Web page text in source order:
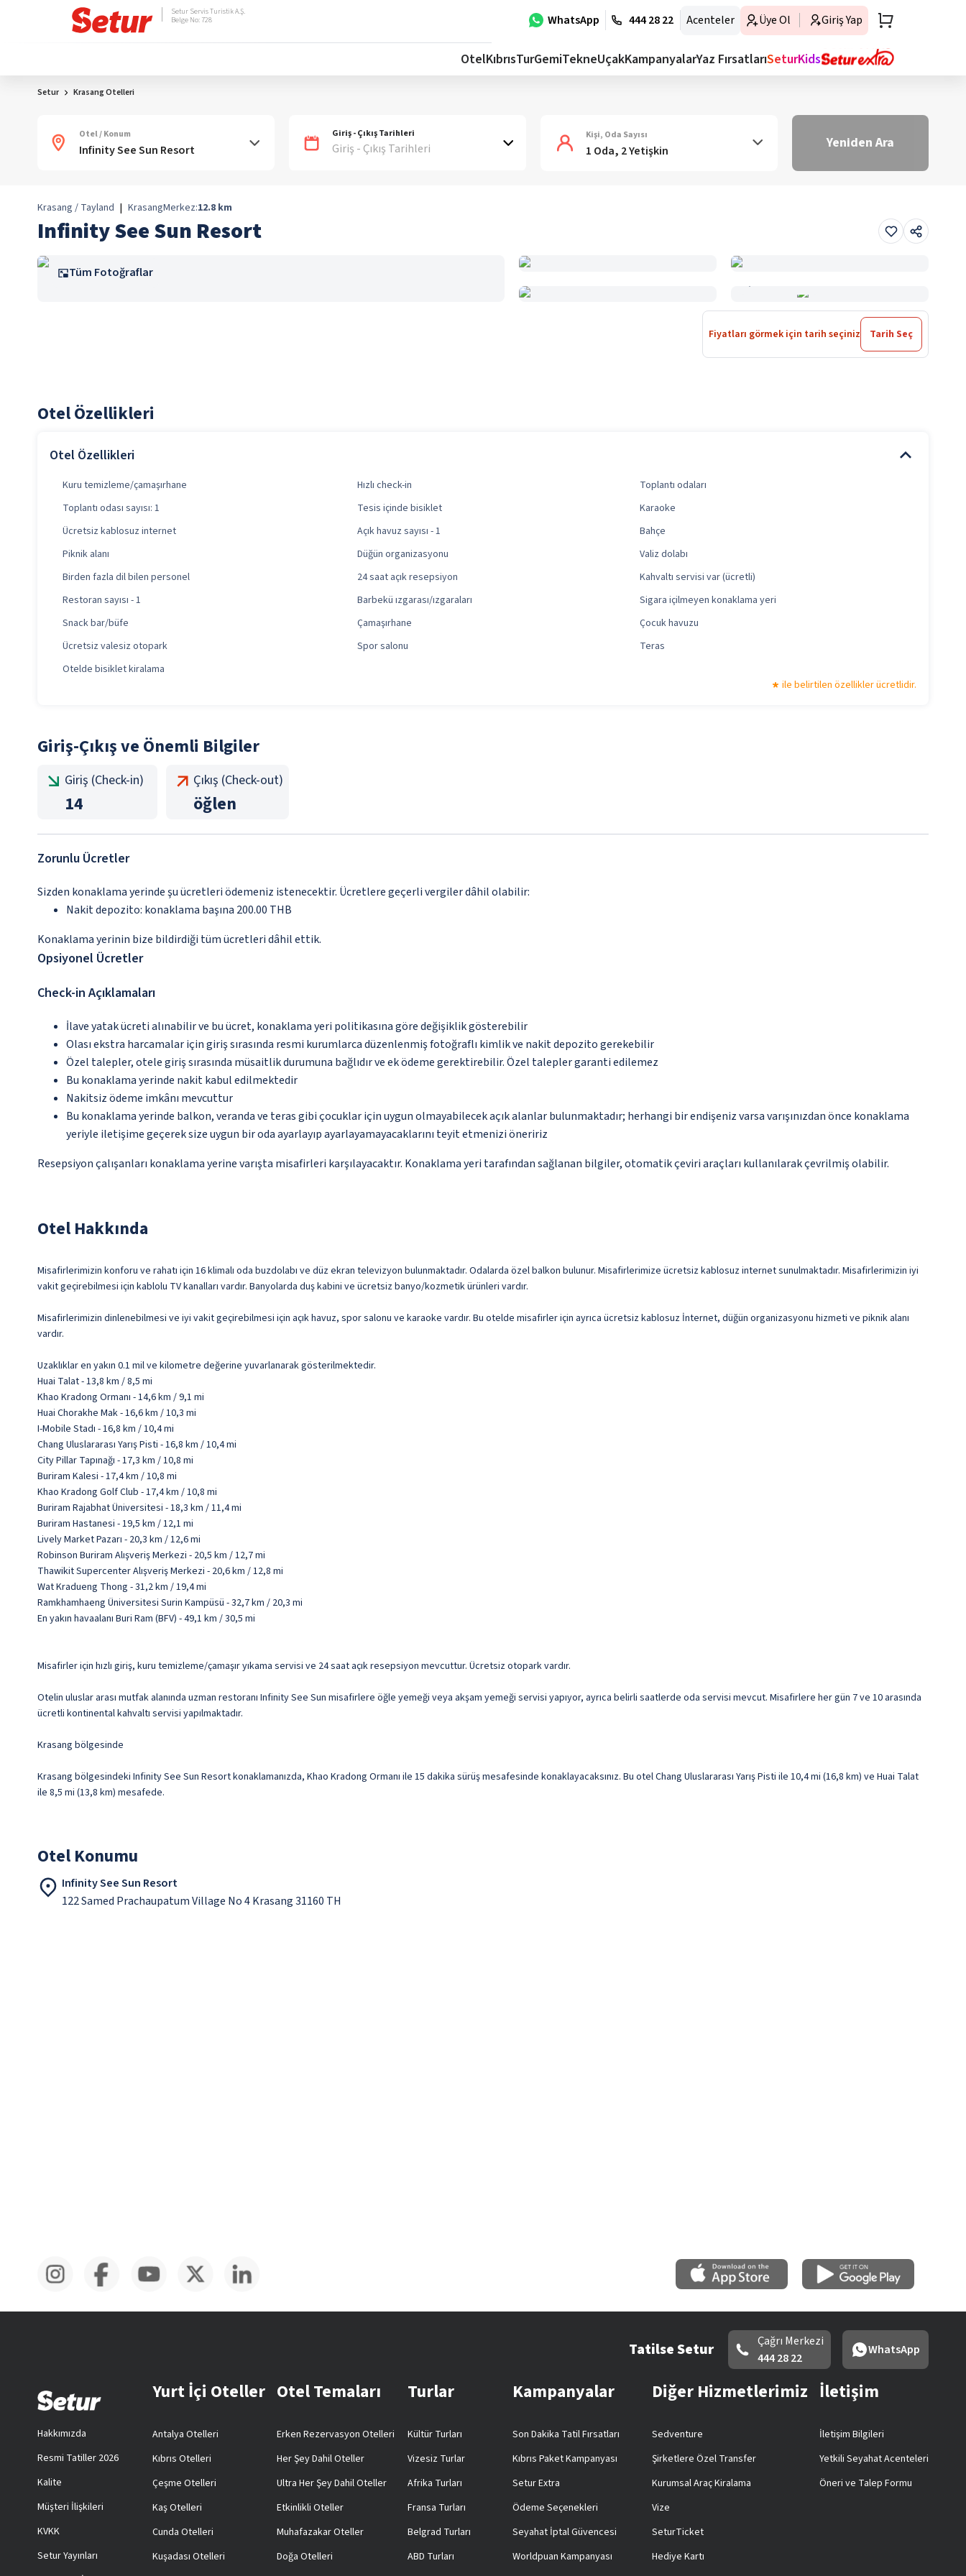
WhatsApp 444 28 22 Acenteler Üye Ol Giriş Yap
Setur Servis Turistik A.Ş.
Belge No: 728
OtelKıbrısTurGemiTekneUçakKampanyalarYaz FırsatlarıSeturKids
Setur Krasang Otelleri
Otel / Konum Giriş - Çıkış Tarihleri
Giriş - Çıkış Tarihleri
Kişi, Oda Sayısı
1 Oda, 2 Yetişkin Yeniden Ara
Krasang / Tayland | KrasangMerkez:12.8 km
Infinity See Sun Resort
Tüm Fotoğraflar
Fiyatları görmek için tarih seçiniz Tarih Seç
Otel Özellikleri
Otel Özellikleri
Kuru temizleme/çamaşırhane Hızlı check-in
Toplantı odaları
Toplantı odası sayısı: 1
Tesis içinde bisiklet
Karaoke
Ücretsiz kablosuz internet
Açık havuz sayısı - 1
Bahçe
Piknik alanı
Düğün organizasyonu
Valiz dolabı
Birden fazla dil bilen personel
24 saat açık resepsiyon
Kahvaltı servisi var (ücretli)
Restoran sayısı - 1
Barbekü ızgarası/ızgaraları
Sigara içilmeyen konaklama yeri
Snack bar/büfe
Çamaşırhane
Çocuk havuzu
Ücretsiz valesiz otopark
Spor salonu
Teras
Otelde bisiklet kiralama
ile belirtilen özellikler ücretlidir.
Giriş-Çıkış ve Önemli Bilgiler
Giriş (Check-in)
14
Çıkış (Check-out)
öğlen
Zorunlu Ücretler
Sizden konaklama yerinde şu ücretleri ödemeniz istenecektir. Ücretlere geçerli vergiler dâhil olabilir:
Nakit depozito: konaklama başına 200.00 THB
Konaklama yerinin bize bildirdiği tüm ücretleri dâhil ettik.
Opsiyonel Ücretler
Check-in Açıklamaları
İlave yatak ücreti alınabilir ve bu ücret, konaklama yeri politikasına göre değişiklik gösterebilir
Olası ekstra harcamalar için giriş sırasında resmi kurumlarca düzenlenmiş fotoğraflı kimlik ve nakit depozito gerekebilir
Özel talepler, otele giriş sırasında müsaitlik durumuna bağlıdır ve ek ödeme gerektirebilir. Özel talepler garanti edilemez
Bu konaklama yerinde nakit kabul edilmektedir
Nakitsiz ödeme imkânı mevcuttur
Bu konaklama yerinde balkon, veranda ve teras gibi çocuklar için uygun olmayabilecek açık alanlar bulunmaktadır; herhangi bir endişeniz varsa varışınızdan önce konaklama
yeriyle iletişime geçerek size uygun bir oda ayarlayıp ayarlayamayacaklarını teyit etmenizi öneririz
Resepsiyon çalışanları konaklama yerine varışta misafirleri karşılayacaktır. Konaklama yeri tarafından sağlanan bilgiler, otomatik çeviri araçları kullanılarak çevrilmiş olabilir.
Otel Hakkında
Misafirlerimizin konforu ve rahatı için 16 klimalı oda buzdolabı ve düz ekran televizyon bulunmaktadır. Odalarda özel balkon bulunur. Misafirlerimize ücretsiz kablosuz internet sunulmaktadır. Misafirlerimizin iyi
vakit geçirebilmesi için kablolu TV kanalları vardır. Banyolarda duş kabini ve ücretsiz banyo/kozmetik ürünleri vardır.
Misafirlerimizin dinlenebilmesi ve iyi vakit geçirebilmesi için açık havuz, spor salonu ve karaoke vardır. Bu otelde misafirler için ayrıca ücretsiz kablosuz İnternet, düğün organizasyonu hizmeti ve piknik alanı
vardır.
Uzaklıklar en yakın 0.1 mil ve kilometre değerine yuvarlanarak gösterilmektedir.
Huai Talat - 13,8 km / 8,5 mi
Khao Kradong Ormanı - 14,6 km / 9,1 mi
Huai Chorakhe Mak - 16,6 km / 10,3 mi
I-Mobile Stadı - 16,8 km / 10,4 mi
Chang Uluslararası Yarış Pisti - 16,8 km / 10,4 mi
City Pillar Tapınağı - 17,3 km / 10,8 mi
Buriram Kalesi - 17,4 km / 10,8 mi
Khao Kradong Golf Club - 17,4 km / 10,8 mi
Buriram Rajabhat Üniversitesi - 18,3 km / 11,4 mi
Buriram Hastanesi - 19,5 km / 12,1 mi
Lively Market Pazarı - 20,3 km / 12,6 mi
Robinson Buriram Alışveriş Merkezi - 20,5 km / 12,7 mi
Thawikit Supercenter Alışveriş Merkezi - 20,6 km / 12,8 mi
Wat Kradueng Thong - 31,2 km / 19,4 mi
Ramkhamhaeng Üniversitesi Surin Kampüsü - 32,7 km / 20,3 mi
En yakın havaalanı Buri Ram (BFV) - 49,1 km / 30,5 mi
Misafirler için hızlı giriş, kuru temizleme/çamaşır yıkama servisi ve 24 saat açık resepsiyon mevcuttur. Ücretsiz otopark vardır.
Otelin uluslar arası mutfak alanında uzman restoranı Infinity See Sun misafirlere öğle yemeği veya akşam yemeği servisi yapıyor, ayrıca belirli saatlerde oda servisi mevcut. Misafirlere her gün 7 ve 10 arasında
ücretli kontinental kahvaltı servisi yapılmaktadır.
Krasang bölgesinde
Krasang bölgesindeki Infinity See Sun Resort konaklamanızda, Khao Kradong Ormanı ile 15 dakika sürüş mesafesinde konaklayacaksınız. Bu otel Chang Uluslararası Yarış Pisti ile 10,4 mi (16,8 km) ve Huai Talat
ile 8,5 mi (13,8 km) mesafede.
Otel Konumu
Infinity See Sun Resort
122 Samed Prachaupatum Village No 4 Krasang 31160 TH
Tatilse Setur
Çağrı Merkezi
444 28 22
WhatsApp
Hakkımızda
Resmi Tatiller 2026
Kalite
Müşteri İlişkileri
KVKK
Setur Yayınları
Yurt İçi Oteller
Antalya Otelleri
Kıbrıs Otelleri
Çeşme Otelleri
Kaş Otelleri
Cunda Otelleri
Kuşadası Otelleri
Otel Temaları
Erken Rezervasyon Otelleri
Her Şey Dahil Oteller
Ultra Her Şey Dahil Oteller
Etkinlikli Oteller
Muhafazakar Oteller
Doğa Otelleri
Turlar
Kültür Turları
Vizesiz Turlar
Afrika Turları
Fransa Turları
Belgrad Turları
ABD Turları
Kampanyalar
Son Dakika Tatil Fırsatları
Kıbrıs Paket Kampanyası
Setur Extra
Ödeme Seçenekleri
Seyahat İptal Güvencesi
Worldpuan Kampanyası
Diğer Hizmetlerimiz
Sedventure
Şirketlere Özel Transfer
Kurumsal Araç Kiralama
Vize
SeturTicket
Hediye Kartı
İletişim
İletişim Bilgileri
Yetkili Seyahat Acenteleri
Öneri ve Talep Formu